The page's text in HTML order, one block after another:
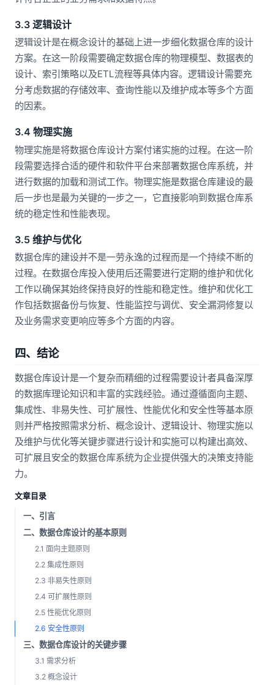
3.3 逻辑设计
逻辑设计是在概念设计的基础上进一步细化数据仓库的设计
方案。在这一阶段需要确定数据仓库的物理模型、数据表的
设计、索引策略以及ETL流程等具体内容。逻辑设计需要充
分考虑数据的存储效率、查询性能以及维护成本等多个方面
的因素。
3.4 物理实施
物理实施是将数据仓库设计方案付诸实施的过程。在这一阶
段需要选择合适的硬件和软件平台来部署数据仓库系统，并
进行数据的加载和测试工作。物理实施是数据仓库建设的最
后一步也是最为关键的一步之一，它直接影响到数据仓库系
统的稳定性和性能表现。
3.5 维护与优化
数据仓库的建设并不是一劳永逸的过程而是一个持续不断的
过程。在数据仓库投入使用后还需要进行定期的维护和优化
工作以确保其始终保持良好的性能和稳定性。维护和优化工
作包括数据备份与恢复、性能监控与调优、安全漏洞修复以
及业务需求变更响应等多个方面的内容。
四、结论
数据仓库设计是一个复杂而精细的过程需要设计者具备深厚
的数据库理论知识和丰富的实践经验。通过遵循面向主题、
集成性、非易失性、可扩展性、性能优化和安全性等基本原
则并严格按照需求分析、概念设计、逻辑设计、物理实施以
及维护与优化等关键步骤进行设计和实施可以构建出高效、
可扩展且安全的数据仓库系统为企业提供强大的决策支持能
力。
文章目录
一、引言
二、数据仓库设计的基本原则
2.1 面向主题原则
2.2 集成性原则
2.3 非易失性原则
2.4 可扩展性原则
2.5 性能优化原则
2.6 安全性原则
三、数据仓库设计的关键步骤
3.1 需求分析
3.2 概念设计